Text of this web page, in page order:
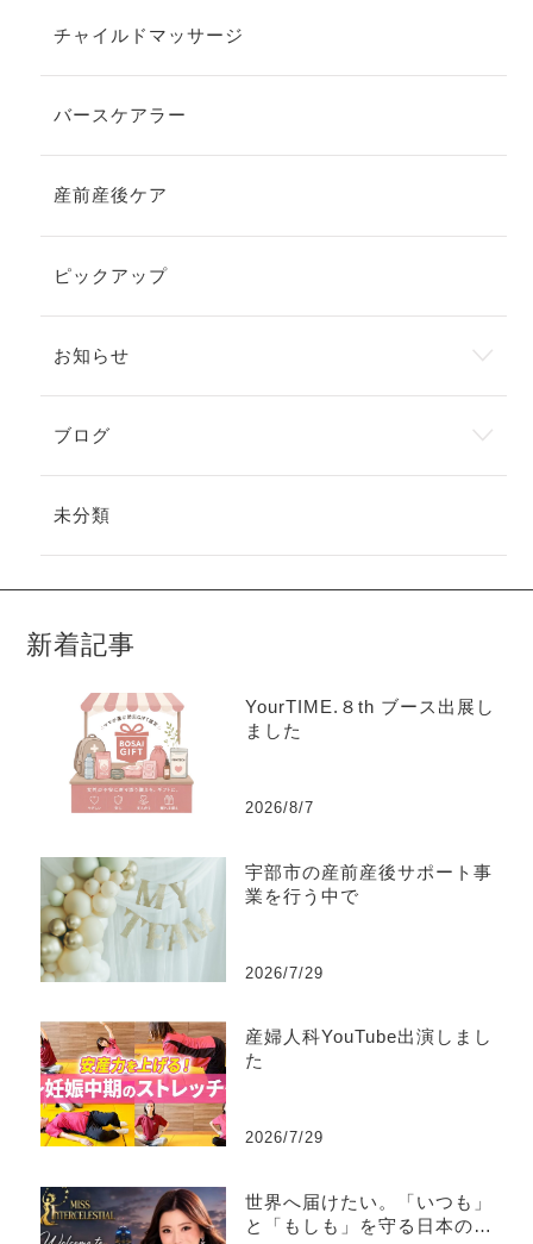
チャイルドマッサージ
バースケアラー
産前産後ケア
ピックアップ
お知らせ
ブログ
未分類
新着記事
YourTIME.８th ブース出展し
ました
2026/8/7
宇部市の産前産後サポート事
業を行う中で
2026/7/29
産婦人科YouTube出演しまし
た
2026/7/29
世界へ届けたい。「いつも」
と「もしも」を守る日本の文